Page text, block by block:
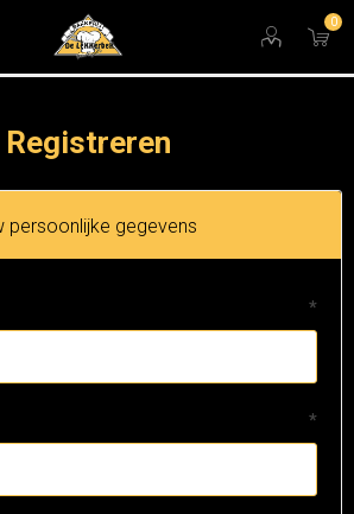
0
Registreren
persoonlijke gegevens
*
*